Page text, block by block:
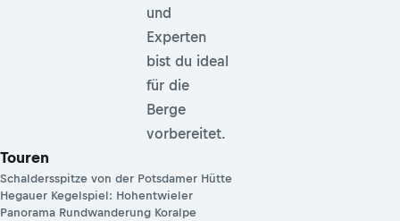
und
Experten
bist du ideal
für die
Berge
vorbereitet.
Touren
Schaldersspitze von der Potsdamer Hütte
Hegauer Kegelspiel: Hohentwieler
Panorama Rundwanderung Koralpe